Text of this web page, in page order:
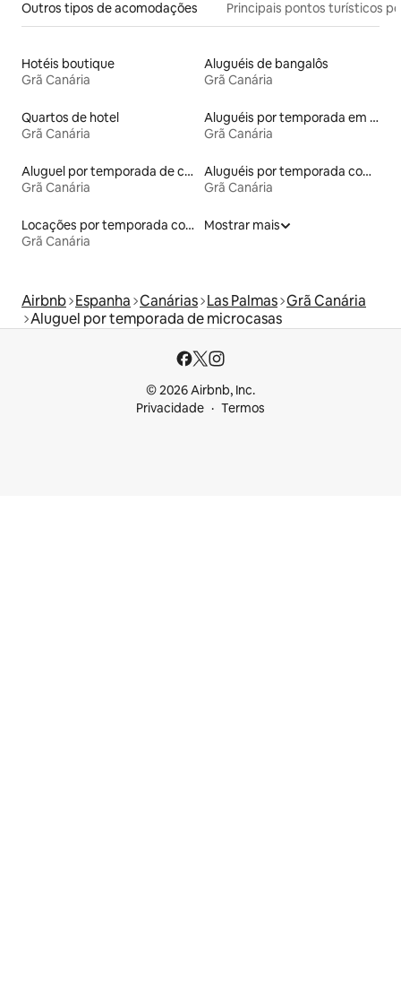
Outros tipos de acomodações Principais pontos turísticos
Hotéis boutique
Grã Canária
Aluguéis de bangalôs
Grã Canária
Quartos de hotel
Grã Canária
Aluguéis por temporada em hotéis-fazenda
Grã Canária
Aluguel por temporada de casas de veraneio
Grã Canária
Aluguéis por temporada com acesso à praia
Grã Canária
Locações por temporada com piscina
Grã Canária
Mostrar mais
Airbnb Espanha Canárias Las Palmas Grã Canária
Aluguel por temporada de microcasas
© 2026 Airbnb, Inc.
Privacidade
Termos